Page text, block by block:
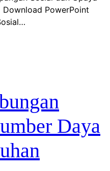
Download PowerPoint
Daya